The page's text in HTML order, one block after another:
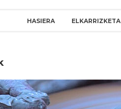
HASIERA ELKARRIZKETA